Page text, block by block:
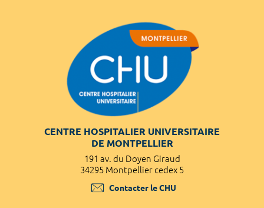
CENTRE HOSPITALIER UNIVERSITAIRE
DE MONTPELLIER
191 av. du Doyen Giraud
34295 Montpellier cedex 5
Contacter le CHU